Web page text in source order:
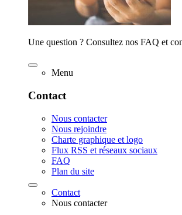
Une question ? Consultez nos FAQ et
Menu
Contact
Nous contacter
Nous rejoindre
Charte graphique et logo
Flux RSS et réseaux sociaux
FAQ
Plan du site
Contact
Nous contacter